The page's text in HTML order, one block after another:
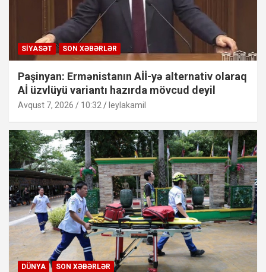
SIYASƏT SON XƏBƏRLƏR
Paşinyan: Ermənistanın Aİİ-yə alternativ olaraq
Aİ üzvlüyü variantı hazırda mövcud deyil
Avqust 7, 2026 / 10:32 leylakamil
DÜNYA SON XƏBƏRLƏR